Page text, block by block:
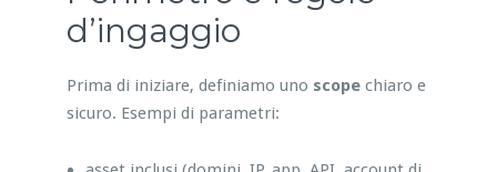
d’ingaggio
Prima di iniziare, definiamo uno scopechiaro e
sicuro. Esempi di parametri: